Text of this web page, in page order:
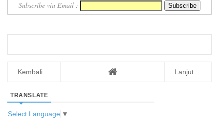
Subscribe via Email :
Kembali ... Lanjut ...
TRANSLATE
Select Language ▼